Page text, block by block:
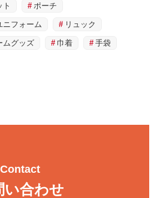
ト ポーチ
ニフォーム リュック
ムグッズ 巾着 手袋
Contact
い合わせ